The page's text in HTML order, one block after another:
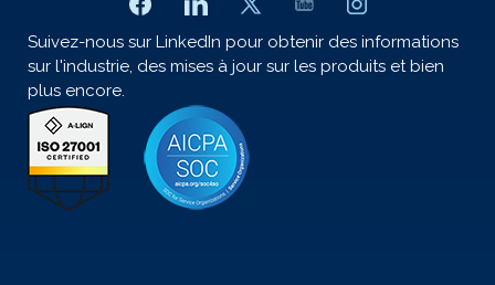
Suivez-nous sur LinkedIn pour obtenir des informations
sur l'industrie, des mises à jour sur les produits et bien
plus encore.